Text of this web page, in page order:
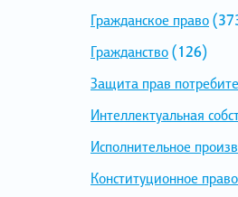
Гражданское право
Гражданство(126)
Защита прав
Интеллектуальная
Исполнительное
Конституционное право